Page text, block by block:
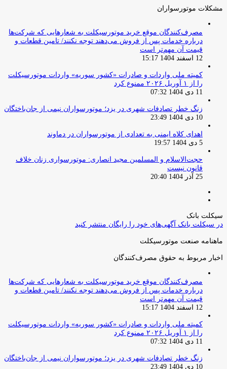
مشکلات موتورسواران
مصرف‌کنندگان موقع خرید موتورسیکلت به شعارهایی که شرکت‌ها
درباره خدمات پس از فروش می‌دهند توجه نکنند/ تامین قطعات و
قیمت آن مهم‌تر است
12 اسفند 1404 15:17
کمیته ملی واردات و صادرات «کشور سوریه» واردات موتورسیکلت
را از ۱ آوریل ۲۰۲۶ ممنوع کرد
11 دی 1404 07:32
زنگ خطر تصادفات شهری در یزد؛ موتورسواران نیمی از جان‌باختگان
10 دی 1404 23:49
اهدای کلاه ایمنی به تعدادی از موتورسواران در دماوند
5 دی 1404 19:57
حجت‌الاسلام و المسلمین مجید انصاری: موتورسواری زنان خلاف
قانون نیست
25 آذر 1404 20:40
سیکلت بانک
در سیکلت بانک آگهی‌های خود را رایگان منتشر کنید
ماهنامه صنعت موتورسیکلت
اخبار مربوط به حقوق مصرف‌کنندگان
مصرف‌کنندگان موقع خرید موتورسیکلت به شعارهایی که شرکت‌ها
درباره خدمات پس از فروش می‌دهند توجه نکنند/ تامین قطعات و
قیمت آن مهم‌تر است
12 اسفند 1404 15:17
کمیته ملی واردات و صادرات «کشور سوریه» واردات موتورسیکلت
را از ۱ آوریل ۲۰۲۶ ممنوع کرد
11 دی 1404 07:32
زنگ خطر تصادفات شهری در یزد؛ موتورسواران نیمی از جان‌باختگان
10 دی 1404 23:49